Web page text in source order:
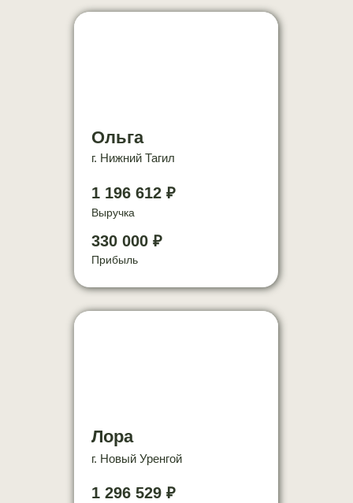
Лора
г. Новый Уренгой
Ольга
г. Нижний Тагил
1 196 612 ₽
Выручка
330 000 ₽
Прибыль
1 296 529 ₽